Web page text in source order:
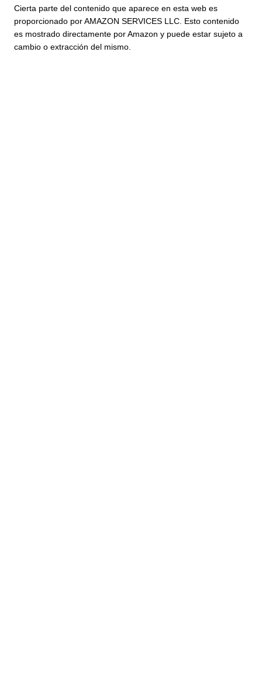
Cierta parte del contenido que aparece en esta web es
proporcionado por AMAZON SERVICES LLC. Esto contenido
es mostrado directamente por Amazon y puede estar sujeto a
cambio o extracción del mismo.